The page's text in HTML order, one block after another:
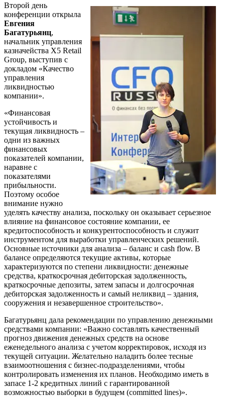
Второй день
конференции открыла
Евгения
Багатурьянц,
начальник управления
казначейства X5 Retail
Group, выступив с
докладом «Качество
управления
ликвидностью
компании».
«Финансовая
устойчивость и
текущая ликвидность –
одни из важных
финансовых
показателей компании,
наравне с
показателями
прибыльности.
Поэтому особое
внимание нужно
уделять качеству анализа, поскольку он оказывает серьезное
влияние на финансовое состояние компании, ее
кредитоспособность и конкурентоспособность и служит
инструментом для выработки управленческих решений.
Основные источники для анализа – баланс и cash flow. В
балансе определяются текущие активы, которые
характеризуются по степени ликвидности: денежные
средства, краткосрочная дебиторская задолженность,
краткосрочные депозиты, затем запасы и долгосрочная
дебиторская задолженность и самый неликвид – здания,
сооружения и незавершенное строительство».
Багатурьянц дала рекомендации по управлению денежными
средствами компании: «Важно составлять качественный
прогноз движения денежных средств на основе
еженедельного анализа с учетом корректировок, исходя из
текущей ситуации. Желательно наладить более тесные
взаимоотношения с бизнес-подразделениями, чтобы
контролировать изменения их планов. Необходимо иметь в
запасе 1-2 кредитных линий с гарантированной
возможностью выборки в будущем (committed lines)».